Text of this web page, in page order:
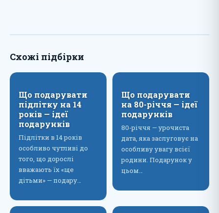
Схожі підбірки
Що подарувати
підлітку на 14
років — ідеї
подарунків
Підлітки в 14 років
особливо чутливі до
того, що дорослі
вважають їх «ще
дітьми» — подару…
Що подарувати
на 80-річчя — ідеї
подарунків
80-річчя — урочиста
дата, яка заслуговує на
особливу увагу всієї
родини. Подарунок у
цьом…